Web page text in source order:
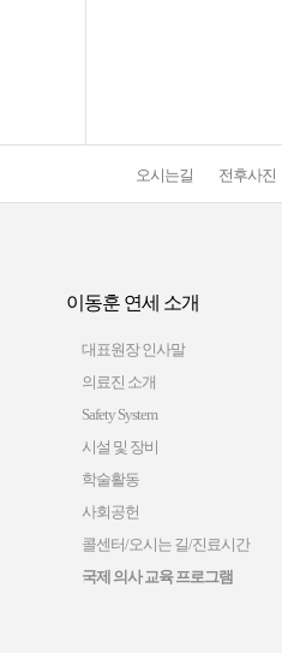
오시는길 전후사진
이동훈 연세 소개
대표원장 인사말
의료진 소개
Safety System
시설 및 장비
학술활동
사회공헌
콜센터/오시는 길/진료시간
국제 의사 교육 프로그램